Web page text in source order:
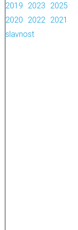
2019
2023
2025
2020
2022 2021
slavnost